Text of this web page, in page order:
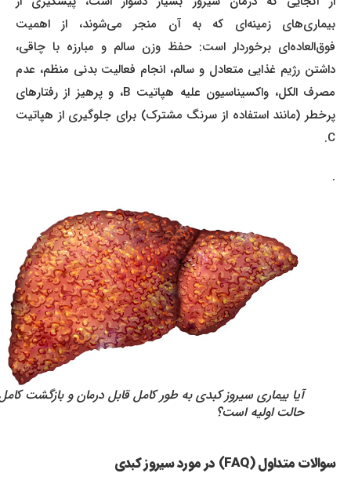
بیماری‌های زمینه‌ای که به آن منجر می‌شوند، از اهمیت
فوق‌العاده‌ای برخوردار است: حفظ وزن سالم و مبارزه با چاقی،
داشتن رژیم غذایی متعادل و سالم، انجام فعالیت بدنی منظم، عدم
مصرف الکل، واکسیناسیون علیه هپاتیت B، و پرهیز از رفتارهای
پرخطر (مانند استفاده از سرنگ مشترک) برای جلوگیری از هپاتیت
آیا بیماری سیروز کبدی به طور کامل قابل درمان و بازگشت کامل به
حالت اولیه است؟
سوالات متداول (FAQ) در مورد سیروز کبدی